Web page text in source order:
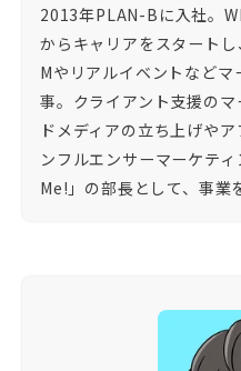
2013年PLAN-Bに入社。​
からキャリアをスタート
Mやリアルイベントなど
事。​クライアント支援の
ドメディアの立ち上げや
ンフルエンサーマーケテ
Me!」の部長として、事業